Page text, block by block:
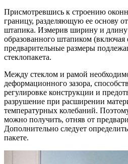
Присмотревшись к строению
границу, разделяющую ее основу
штапика. Измерив ширину и длину
образованного штапиком
предварительные размеры
стеклопакета.
Между стеклом и рамой
деформационного зазора,
регулировке конструкции и
разрушение при расширении
температурных колебаний.
можно получить, отняв от
Дополнительно следует
пакете.